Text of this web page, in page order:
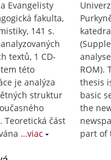
Evangelisty
fakulta,
141 s.
textů, 1 CD-
této
je analýza
struktur
Teoretická část
…viac
ROM).
thesis
basic
the
part of